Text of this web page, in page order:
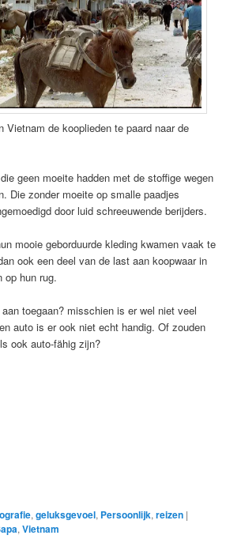
Vietnam de kooplieden te paard naar de
geen moeite hadden met de stoffige wegen
Die zonder moeite op smalle paadjes
door luid schreeuwende berijders.
mooie geborduurde kleding kwamen vaak te
ook een deel van de last aan koopwaar in
op hun rug.
toegaan? misschien is er wel niet veel
auto is er ook niet echt handig. Of zouden
ook auto-fähig zijn?
,geluksgevoel, Persoonlijk,reizen |
,Vietnam